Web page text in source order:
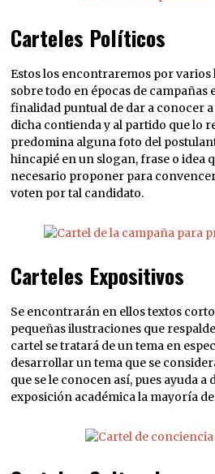
Carteles Políticos
Estos los encontraremos por varios
sobre todo en épocas de campañas
finalidad puntual de dar a conocer
dicha contienda y al partido que lo
predomina alguna foto del
hincapié en un slogan, frase o idea
necesario proponer para
voten por tal candidato.
Carteles Expositivos
Se encontrarán en ellos textos
pequeñas ilustraciones que
cartel se tratará de un tema en
desarrollar un tema que se
que se le conocen así, pues ayuda
exposición académica la mayoría de